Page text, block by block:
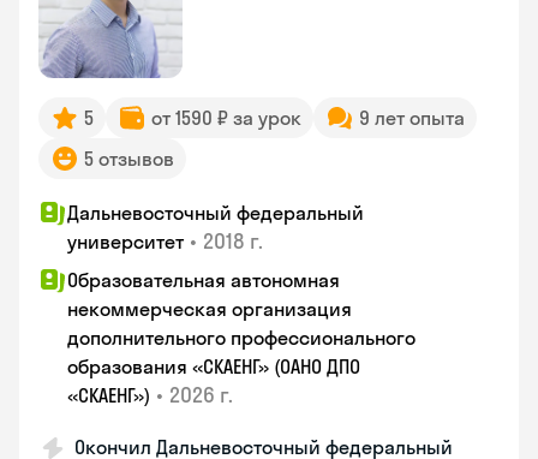
5 от 1590 ₽ за урок
9 лет опыта
5 отзывов
Дальневосточный федеральный
университет • 2018 г.
Образовательная автономная
некоммерческая организация
дополнительного профессионального
образования «СКАЕНГ» (ОАНО ДПО
«СКАЕНГ») • 2026 г.
Окончил Дальневосточный федеральный